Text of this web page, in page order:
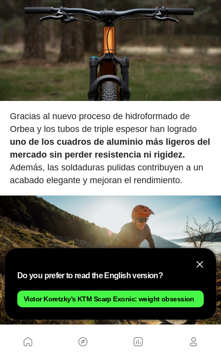
Gracias al nuevo proceso de hidroformado de
Orbea y los tubos de triple espesor han logrado
uno de los cuadros de aluminio más ligeros del
mercado sin perder resistencia ni rigidez.
Además, las soldaduras pulidas contribuyen a un
acabado elegante y mejoran el rendimiento.
Do you prefer to read the English version?
Victor Koretzky's KTM Scarp Exonic: weight obsession